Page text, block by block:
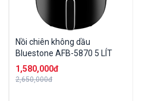
Nồi chiên không dầu
Bluestone AFB-5870 5 LÍT
1,580,000đ
2,650,000đ